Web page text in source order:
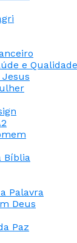
e
Jesus
Bíblia
Palavra
Deus
Paz